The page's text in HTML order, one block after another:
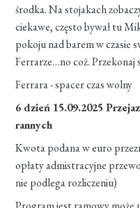
środka. Na stojakach
ciekawe, często bywał tu
pokoju nad barem w czasie
Ferrarze…no coż. Przekonaj
Ferrara - spacer czas wolny
6 dzień 15.09.2025
rannych
Kwota podana w euro
opłaty admistracyjne
nie podlega rozliczeniu)